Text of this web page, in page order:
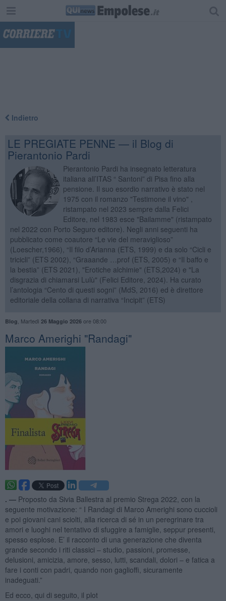
Indietro
LE PREGIATE PENNE — il Blog di
Pierantonio Pardi
Pierantonio Pardi ha insegnato letteratura
italiana all’ITAS “ Santoni” di Pisa fino alla
pensione. Il suo esordio narrativo è stato nel
1975 con il romanzo "Testimone il vino" ,
ristampato nel 2023 sempre dalla Felici
Editore, nel 1983 esce "Bailamme" (ristampato
nel 2022 con Porto Seguro editore). Negli anni seguenti ha
pubblicato come coautore “Le vie del meraviglioso”
(Loescher,1966), “Il filo d’Arianna (ETS, 1999) e da solo “Cicli e
tricicli” (ETS 2002), “Graaande …prof (ETS, 2005) e “Il baffo e
la bestia” (ETS 2021), "Erotiche alchimie" (ETS,2024) e "La
disgrazia di chiamarsi Lulù" (Felici Editore, 2024). Ha curato
l’antologia “Cento di questi sogni” (MdS, 2016) ed è direttore
editoriale della collana di narrativa “Incipit” (ETS)
Blog Martedì 26 Maggio 2026ore 08:00
​Marco Amerighi "Randagi"
. — Proposto da Sivia Ballestra al premio Strega 2022, con la
seguente motivazione: “ I Randagi di Marco Amerighi sono cuccioli
e poi giovani cani sciolti, alla ricerca di sé in un peregrinare tra
amori e luoghi nel tentativo di sfuggire a famiglie, seppur presenti,
spesso esplose. E’ il racconto di una generazione che diventa
grande secondo i riti classici – studio, passioni, promesse,
delusioni, amicizia, amore, sesso, lutti, scandali, dolori – e fatica a
fare i conti con padri, quando non gaglioffi, sicuramente
inadeguati.”
Ed ecco, qui di seguito, il plot